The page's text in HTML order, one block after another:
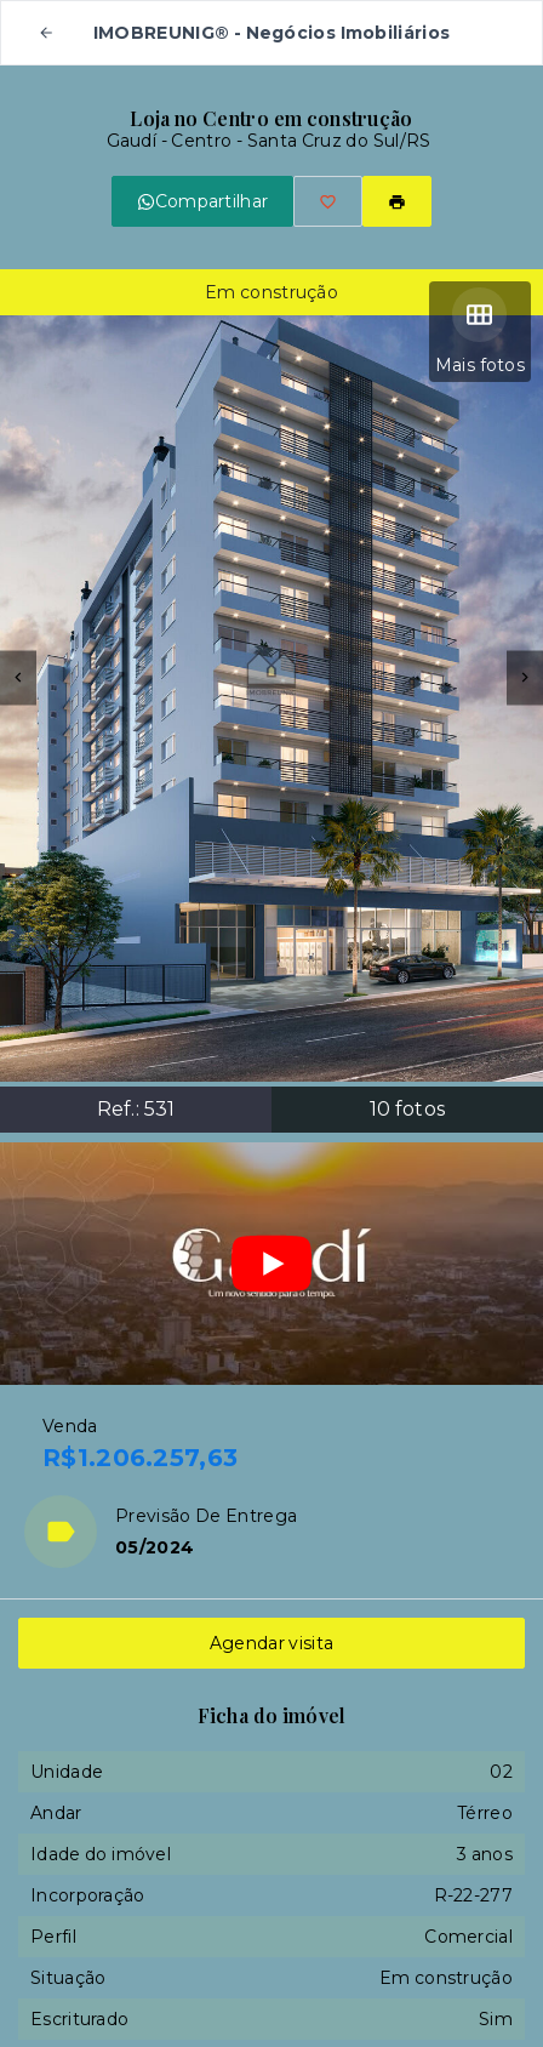
IMOBREUNIG® - Negócios Imobiliários
Loja no Centro em construção
Gaudí - Centro - Santa Cruz do Sul/RS
Compartilhar
Mais fotos
Ref.: 531 10 fotos
Em construção
Venda
R$1.206.257,63
Previsão De Entrega
05/2024
Agendar visita
Ficha do imóvel
Unidade
02
Andar
Térreo
Idade do imóvel
3 anos
Incorporação
R-22-277
Perfil
Comercial
Situação
Em construção
Escriturado
Sim